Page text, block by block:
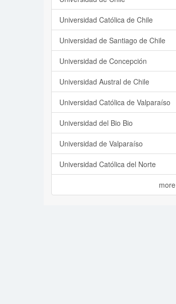
Universidad Católica de Chile
Universidad de Santiago de Chile
Universidad de Concepción
Universidad Austral de Chile
Universidad Católica de Valparaíso
Universidad del Bio Bio
Universidad de Valparaíso
Universidad Católica del Norte
more